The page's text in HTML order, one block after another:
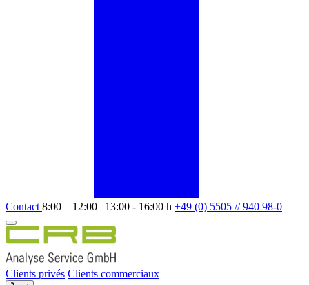
Contact 8:00 – 12:00 | 13:00 - 16:00 h +49 (0) 5505 // 940 98-0
Clients privés Clients commerciaux